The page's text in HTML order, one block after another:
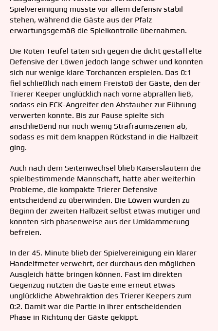
Spielvereinigung musste vor allem defensiv stabil
stehen, während die Gäste aus der Pfalz
erwartungsgemäß die Spielkontrolle übernahmen.
Die Roten Teufel taten sich gegen die dicht gestaffelte
Defensive der Löwen jedoch lange schwer und konnten
sich nur wenige klare Torchancen erspielen. Das 0:1
fiel schließlich nach einem Freistoß der Gäste, den der
Trierer Keeper unglücklich nach vorne abprallen ließ,
sodass ein FCK-Angreifer den Abstauber zur Führung
verwerten konnte. Bis zur Pause spielte sich
anschließend nur noch wenig Strafraumszenen ab,
sodass es mit dem knappen Rückstand in die Halbzeit
ging.
Auch nach dem Seitenwechsel blieb Kaiserslautern die
spielbestimmende Mannschaft, hatte aber weiterhin
Probleme, die kompakte Trierer Defensive
entscheidend zu überwinden. Die Löwen wurden zu
Beginn der zweiten Halbzeit selbst etwas mutiger und
konnten sich phasenweise aus der Umklammerung
befreien.
In der 45. Minute blieb der Spielvereinigung ein klarer
Handelfmeter verwehrt, der durchaus den möglichen
Ausgleich hätte bringen können. Fast im direkten
Gegenzug nutzten die Gäste eine erneut etwas
unglückliche Abwehraktion des Trierer Keepers zum
0:2. Damit war die Partie in ihrer entscheidenden
Phase in Richtung der Gäste gekippt.